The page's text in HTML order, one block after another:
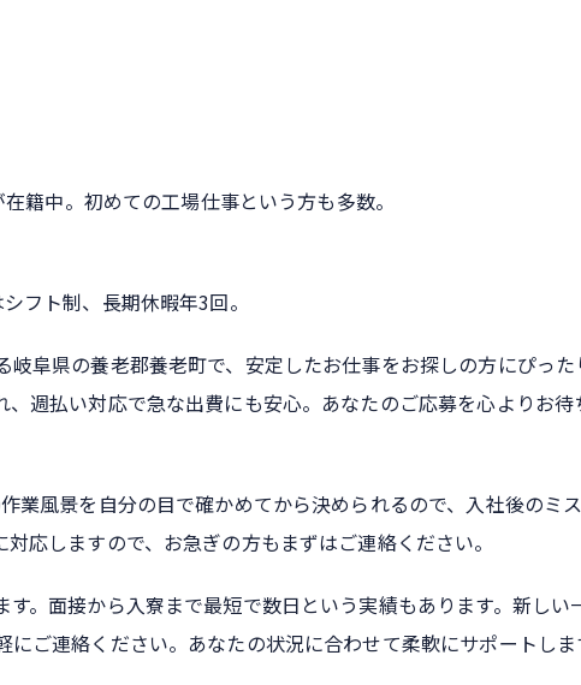
籍中。初めての工場仕事という方も多数。
フト制、長期休暇年3回。
阜県の養老郡養老町で、安定したお仕事をお探しの方にぴった
週払い対応で急な出費にも安心。あなたのご応募を心よりお待
業風景を自分の目で確かめてから決められるので、入社後のミ
応しますので、お急ぎの方もまずはご連絡ください。
。面接から入寮まで最短で数日という実績もあります。新しい
ご連絡ください。あなたの状況に合わせて柔軟にサポートしま